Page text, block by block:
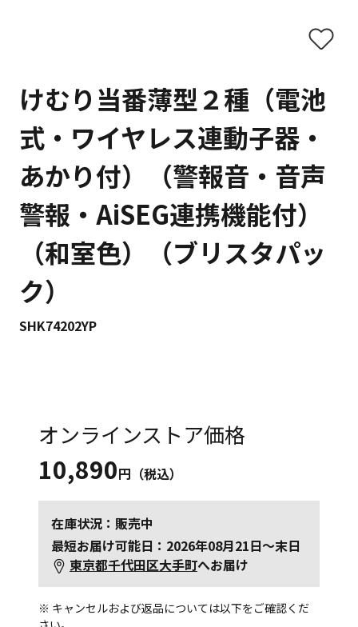
けむり当番薄型２種（電池
式・ワイヤレス連動子器・
あかり付）（警報音・音声
警報・AiSEG連携機能付）
（和室色）（ブリスタパッ
ク）
SHK74202YP
オンラインストア価格
10,890円（税込）
在庫状況：販売中
最短お届け可能日：2026年08月21日～末日
東京都千代田区大手町へお届け
※ キャンセルおよび返品については以下をご確認くだ